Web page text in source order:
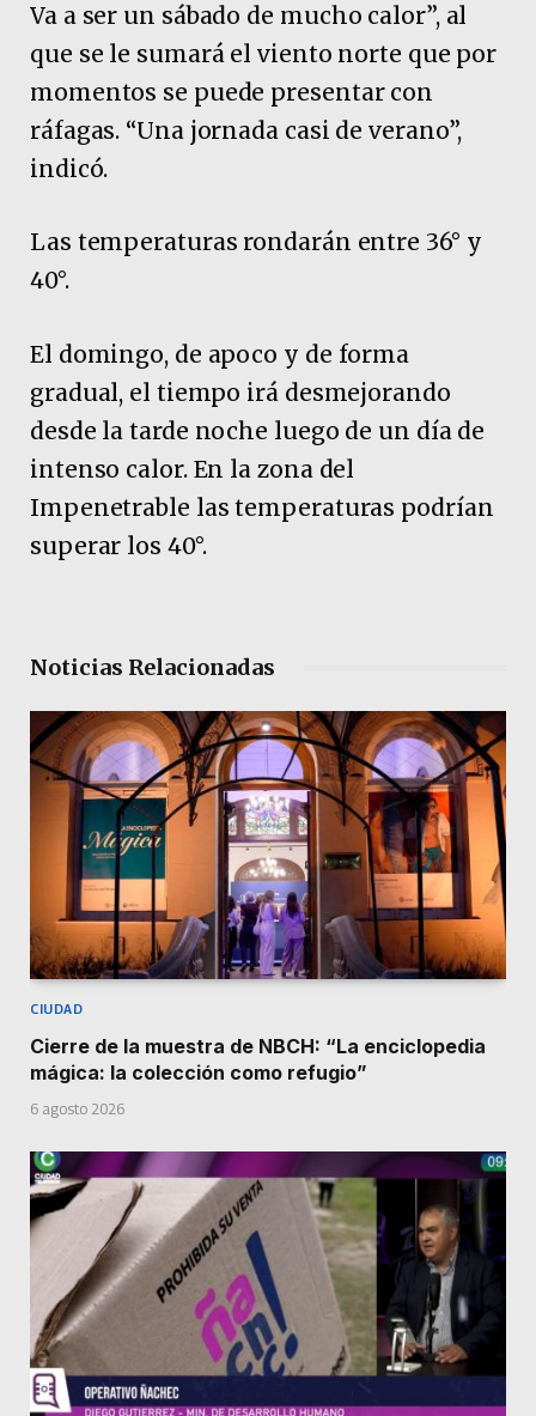
Va a ser un sábado de mucho calor”, al
que se le sumará el viento norte que por
momentos se puede presentar con
ráfagas. “Una jornada casi de verano”,
indicó.
Las temperaturas rondarán entre 36° y
40°.
El domingo, de apoco y de forma
gradual, el tiempo irá desmejorando
desde la tarde noche luego de un día de
intenso calor. En la zona del
Impenetrable las temperaturas podrían
superar los 40°.
Noticias Relacionadas
CIUDAD
Cierre de la muestra de NBCH: “La enciclopedia
mágica: la colección como refugio”
6 agosto 2026